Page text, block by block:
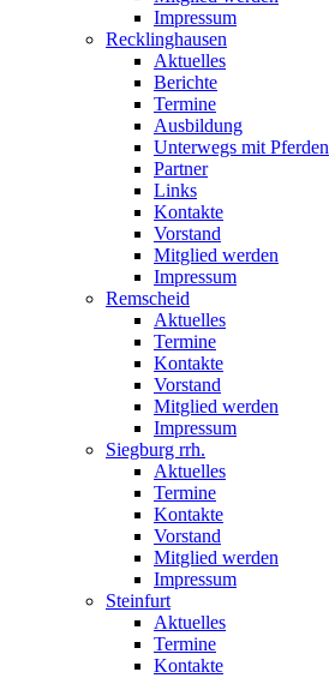
Impressum
Recklinghausen
Aktuelles
Berichte
Termine
Ausbildung
Unterwegs mit Pferden
Partner
Links
Kontakte
Vorstand
Mitglied werden
Impressum
Remscheid
Aktuelles
Termine
Kontakte
Vorstand
Mitglied werden
Impressum
Siegburg rrh.
Aktuelles
Termine
Kontakte
Vorstand
Mitglied werden
Impressum
Steinfurt
Aktuelles
Termine
Kontakte